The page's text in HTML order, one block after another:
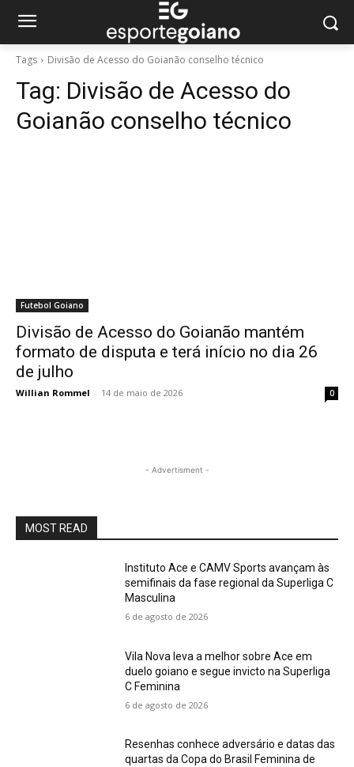
Tags Divisão de Acesso do Goianão conselho técnico
Tag: Divisão de Acesso do
Goianão conselho técnico
Futebol Goiano
Divisão de Acesso do Goianão mantém
formato de disputa e terá início no dia 26
de julho
Willian Rommel - 14 de maio de 2026 0
- Advertisment -
MOST READ
Instituto Ace e CAMV Sports avançam às
semifinais da fase regional da Superliga C
Masculina
6 de agosto de 2026
Vila Nova leva a melhor sobre Ace em
duelo goiano e segue invicto na Superliga
C Feminina
6 de agosto de 2026
Resenhas conhece adversário e datas das
quartas da Copa do Brasil Feminina de